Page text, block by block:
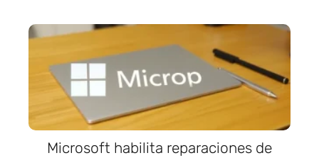
Microsoft habilita reparaciones de